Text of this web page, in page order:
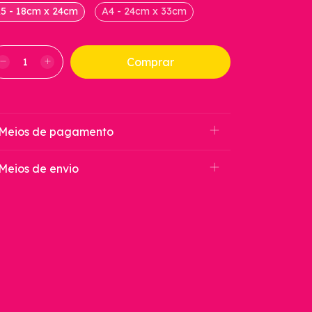
- 18cm x 24cm A4 - 24cm x 33cm
de pagamento
de envio